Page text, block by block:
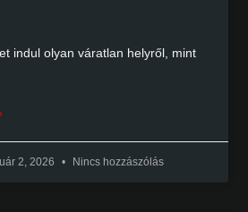
indul olyan váratlan helyről, mint
2, 2026 Nincs hozzászólás